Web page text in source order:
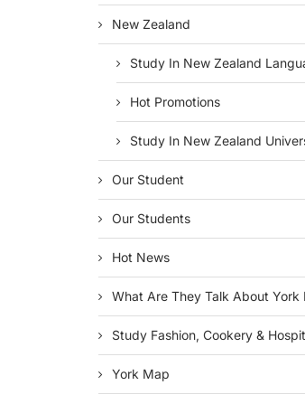
New Zealand
Study In New Zealand
Hot Promotions
Study In New Zealand
Our Student
Our Students
Hot News
What Are They Talk About York
Study Fashion, Cookery &
York Map